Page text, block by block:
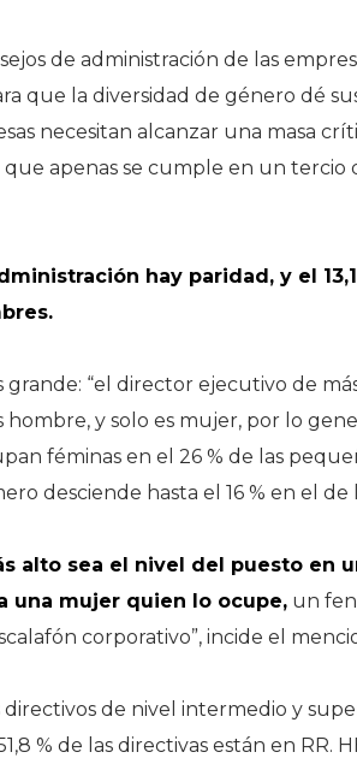
de administración de las
que la diversidad de género dé
necesitan alcanzar una masa
apenas se cumple en un tercio
hay paridad, y el
“el director ejecutivo de
y solo es mujer, por lo
féminas en el 26 % de las
desciende hasta el 16 % en el de
alto sea el nivel del puesto en
una mujer quien lo ocupe, un
corporativo”, incide el
de nivel intermedio y
% de las directivas están en RR.